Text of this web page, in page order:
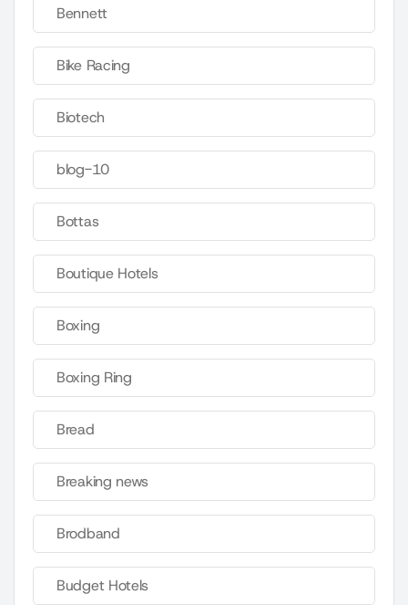
Bennett
Bike Racing
Biotech
blog-10
Bottas
Boutique Hotels
Boxing
Boxing Ring
Bread
Breaking news
Brodband
Budget Hotels